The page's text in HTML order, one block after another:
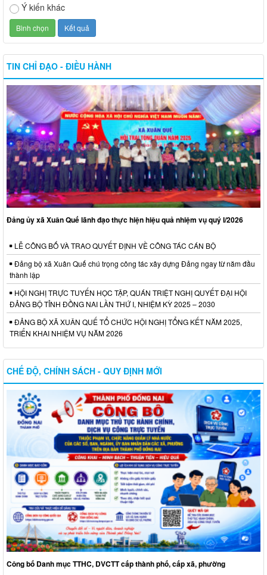
Ý kiến khác
TIN CHỈ ĐẠO - ĐIỀU HÀNH
Đảng ủy xã Xuân Quế lãnh đạo thực hiện hiệu quả nhiệm vụ quý I/2026
LỄ CÔNG BỐ VÀ TRAO QUYẾT ĐỊNH VỀ CÔNG TÁC CÁN BỘ
Đảng bộ xã Xuân Quế chú trọng công tác xây dựng Đảng ngay từ năm đầu
thành lập
HỘI NGHỊ TRỰC TUYẾN HỌC TẬP, QUÁN TRIỆT NGHỊ QUYẾT ĐẠI HỘI
ĐẢNG BỘ TỈNH ĐỒNG NAI LẦN THỨ I, NHIỆM KỲ 2025 – 2030
ĐẢNG BỘ XÃ XUÂN QUẾ TỔ CHỨC HỘI NGHỊ TỔNG KẾT NĂM 2025,
TRIỂN KHAI NHIỆM VỤ NĂM 2026
CHẾ ĐỘ, CHÍNH SÁCH - QUY ĐỊNH MỚI
Công bố Danh mục TTHC, DVCTT cấp thành phố, cấp xã, phường